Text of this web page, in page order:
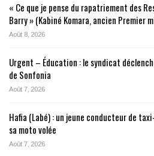
« Ce que je pense du rapatriement des
Barry » (Kabiné Komara, ancien Premier
Août 8, 2026
Urgent – Éducation : le syndicat
de Sonfonia
Août 7, 2026
Hafia (Labé) : un jeune conducteur de
sa moto volée
Août 7, 2026